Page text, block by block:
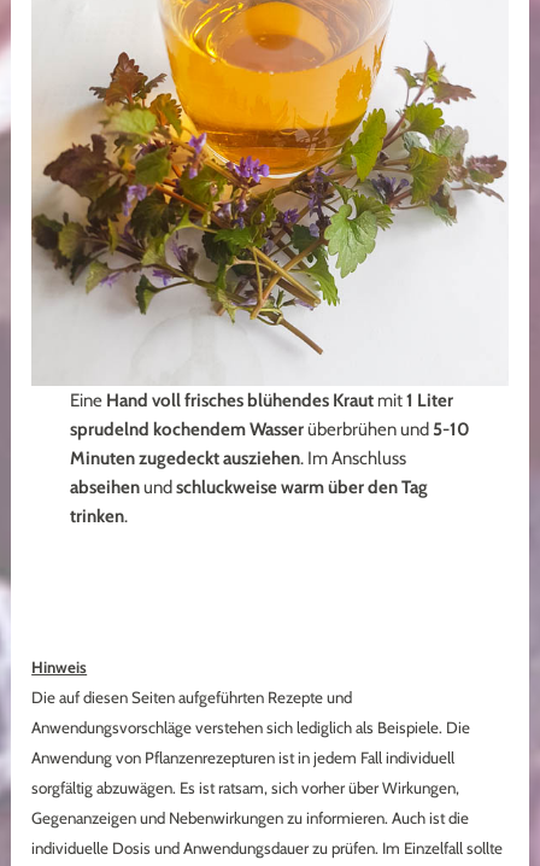
Eine Hand voll frisches blühendes Krautmit1 Liter
sprudelnd kochendem Wasserüberbrühen und 5-10
Minuten zugedeckt ausziehen. Im Anschluss
abseihenundschluckweisewarm über den Tag
trinken.
Hinweis
Die auf diesen Seiten aufgeführten Rezepte und
Anwendungsvorschläge verstehen sich lediglich als Beispiele. Die
Anwendung von Pflanzenrezepturen ist in jedem Fall individuell
sorgfältig abzuwägen. Es ist ratsam, sich vorher über Wirkungen,
Gegenanzeigen und Nebenwirkungen zu informieren. Auch ist die
individuelle Dosis und Anwendungsdauer zu prüfen. Im Einzelfall sollte